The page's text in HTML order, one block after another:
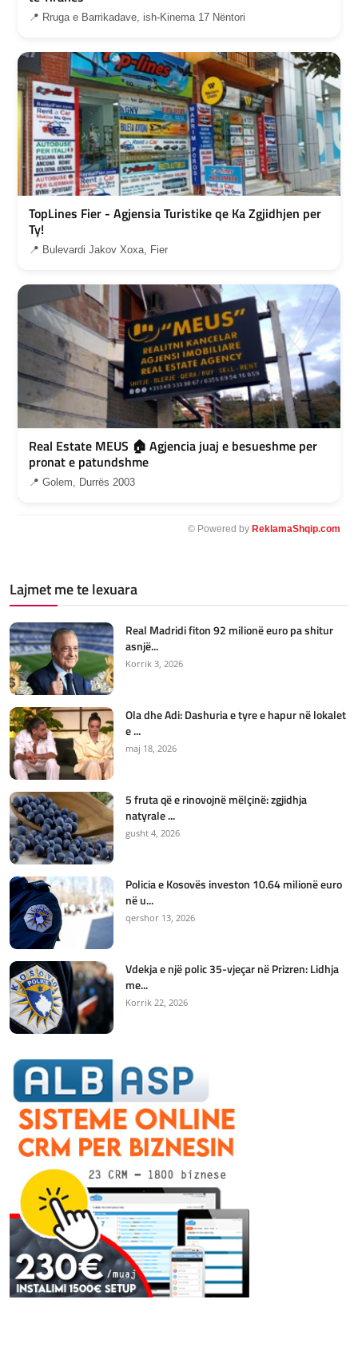
📍 Rruga e Barrikadave, ish-Kinema 17 Nëntori
TopLines Fier - Agjensia Turistike qe Ka Zgjidhjen per
Ty!
📍 Bulevardi Jakov Xoxa, Fier
Real Estate MEUS 🏠 Agjencia juaj e besueshme per
pronat e patundshme
📍 Golem, Durrës 2003
© Powered by ReklamaShqip.com
Lajmet me te lexuara
Real Madridi fiton 92 milionë euro pa shitur
asnjë...
Korrik 3, 2026
Ola dhe Adi: Dashuria e tyre e hapur në lokalet
e ...
maj 18, 2026
5 fruta që e rinovojnë mëlçinë: zgjidhja
natyrale ...
gusht 4, 2026
Policia e Kosovës investon 10.64 milionë euro
në u...
qershor 13, 2026
Vdekja e një polic 35-vjeçar në Prizren: Lidhja
me...
Korrik 22, 2026